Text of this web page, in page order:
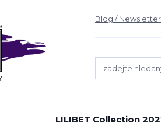
Blog / Newsletter
LILIBET Collection